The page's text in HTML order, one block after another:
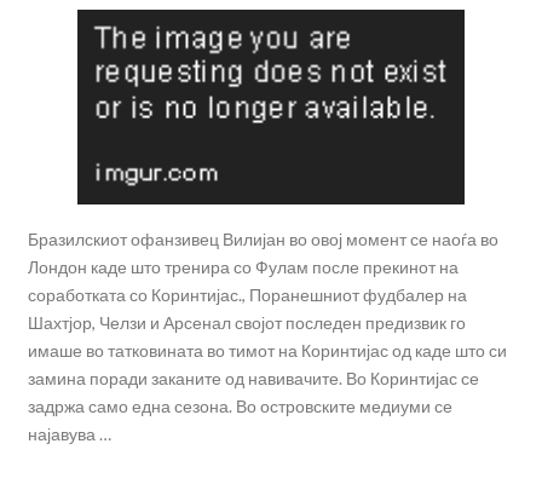
Бразилскиот офанзивец Вилијан во овој момент се наоѓа во
Лондон каде што тренира со Фулам после прекинот на
соработката со Коринтијас., Поранешниот фудбалер на
Шахтјор, Челзи и Арсенал својот последен предизвик го
имаше во татковината во тимот на Коринтијас од каде што си
замина поради заканите од навивачите. Во Коринтијас се
задржа само една сезона. Во островските медиуми се
најавува …